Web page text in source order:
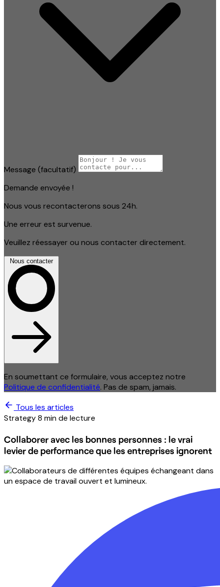
Message (facultatif)
Demande envoyée !
Nous vous recontacterons sous 24h.
Une erreur est survenue.
Veuillez réessayer ou nous contacter directement.
Nous contacter
En soumettant ce formulaire, vous acceptez notre
Politique de confidentialité. Pas de spam, jamais.
Tous les articles
Strategy8 min de lecture
Collaborer avec les bonnes personnes : le vrai
levier de performance que les entreprises ignorent